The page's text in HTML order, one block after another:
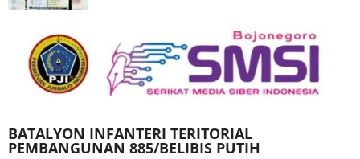
BATALYON INFANTERI TERITORIAL
PEMBANGUNAN 885/BELIBIS PUTIH